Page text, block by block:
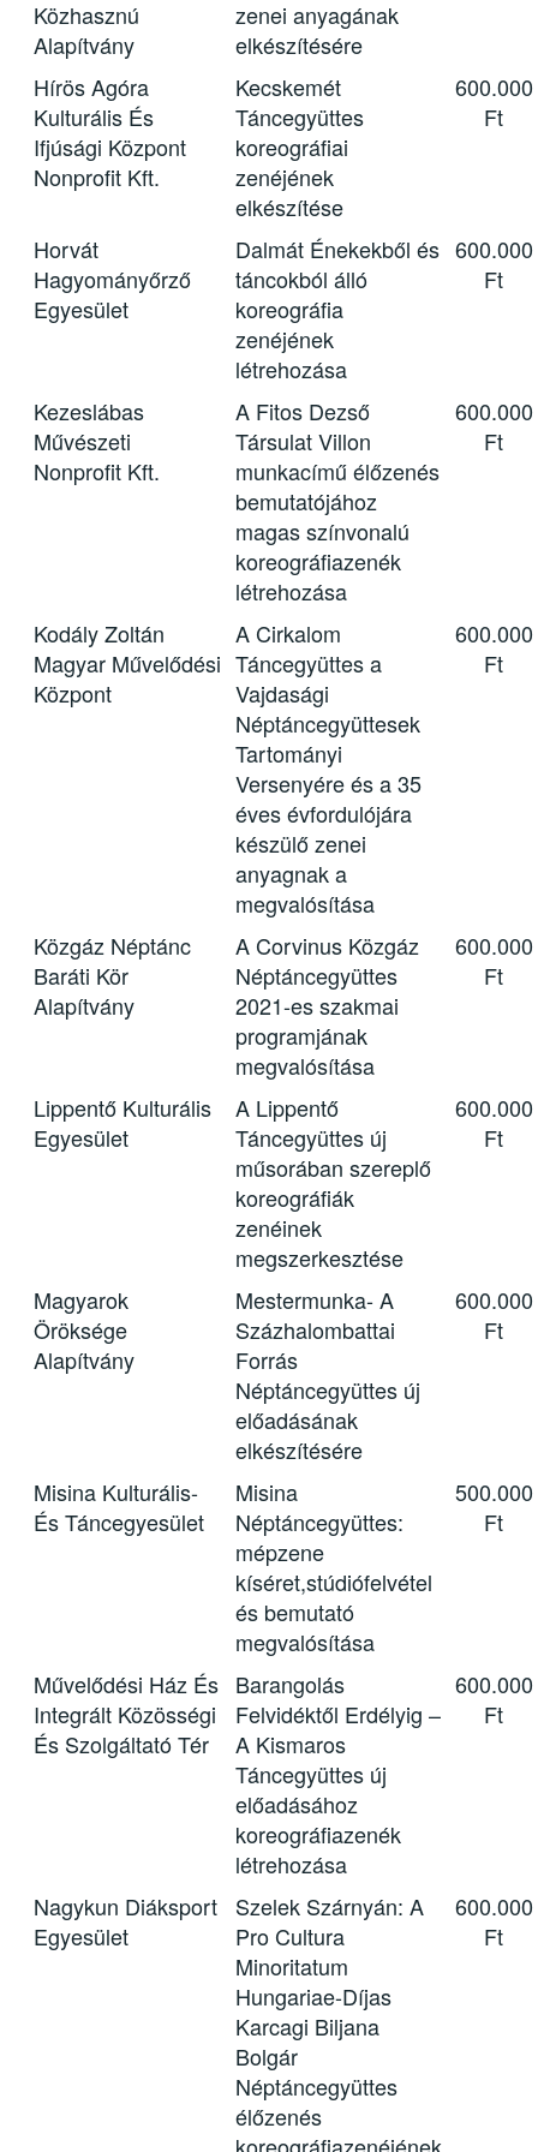
Közhasznú
Alapítvány
zenei anyagának
elkészítésére
Hírös Agóra
Kulturális És
Ifjúsági Központ
Nonprofit Kft.
Kecskemét
Táncegyüttes
koreográfiai
zenéjének
elkészítése
600.000
Ft
Horvát
Hagyományőrző
Egyesület
Dalmát Énekekből és
táncokból álló
koreográfia
zenéjének
létrehozása
600.000
Ft
Kezeslábas
Művészeti
Nonprofit Kft.
A Fitos Dezső
Társulat Villon
munkacímű élőzenés
bemutatójához
magas színvonalú
koreográfiazenék
létrehozása
600.000
Ft
Kodály Zoltán
Magyar Művelődési
Központ
A Cirkalom
Táncegyüttes a
Vajdasági
Néptáncegyüttesek
Tartományi
Versenyére és a 35
éves évfordulójára
készülő zenei
anyagnak a
megvalósítása
600.000
Ft
Közgáz Néptánc
Baráti Kör
Alapítvány
A Corvinus Közgáz
Néptáncegyüttes
2021-es szakmai
programjának
megvalósítása
600.000
Ft
Lippentő Kulturális
Egyesület
A Lippentő
Táncegyüttes új
műsorában szereplő
koreográfiák
zenéinek
megszerkesztése
600.000
Ft
Magyarok
Öröksége
Alapítvány
Mestermunka- A
Százhalombattai
Forrás
Néptáncegyüttes új
előadásának
elkészítésére
600.000
Ft
Misina Kulturális-
És Táncegyesület
Misina
Néptáncegyüttes:
mépzene
kíséret,stúdiófelvétel
és bemutató
megvalósítása
500.000
Ft
Művelődési Ház És
Integrált Közösségi
És Szolgáltató Tér
Barangolás
Felvidéktől Erdélyig –
A Kismaros
Táncegyüttes új
előadásához
koreográfiazenék
létrehozása
600.000
Ft
Nagykun Diáksport
Egyesület
Szelek Szárnyán: A
Pro Cultura
Minoritatum
Hungariae-Díjas
Karcagi Biljana
Bolgár
Néptáncegyüttes
élőzenés
600.000
Ft